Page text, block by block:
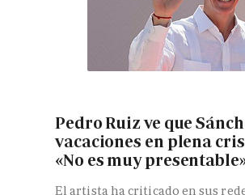
Pedro Ruiz ve que
vacaciones en plena
«No es muy
El artista ha criticado en sus